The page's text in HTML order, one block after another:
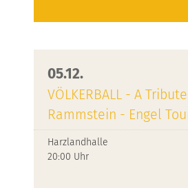
05.12.
VÖLKERBALL - A
Rammstein - Engel
Harzlandhalle
20:00 Uhr